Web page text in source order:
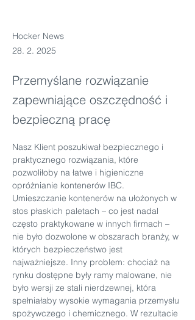
Hocker News
28. 2. 2025
Przemyślane rozwiązanie
zapewniające oszczędność i
bezpieczną pracę
Nasz Klient poszukiwał bezpiecznego i
praktycznego rozwiązania, które
pozwoliłoby na łatwe i higieniczne
opróżnianie kontenerów IBC.
Umieszczanie kontenerów na ułożonych w
stos płaskich paletach – co jest nadal
często praktykowane w innych firmach –
nie było dozwolone w obszarach branży, w
których bezpieczeństwo jest
najważniejsze. Inny problem: chociaż na
rynku dostępne były ramy malowane, nie
było wersji ze stali nierdzewnej, która
spełniałaby wysokie wymagania przemysłu
spożywczego i chemicznego. W rezultacie